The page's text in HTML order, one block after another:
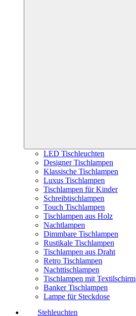
LED Tischleuchten
Designer Tischlampen
Klassische Tischlampen
Luxus Tischlampen
Tischlampen für Kinder
Schreibtischlampen
Touch Tischlampen
Tischlampen aus Holz
Nachtlampen
Dimmbare Tischlampen
Rustikale Tischlampen
Tischlampen aus Draht
Retro Tischlampen
Nachttischlampen
Tischlampen mit Textilschirm
Banker Tischlampen
Lampe für Steckdose
Stehleuchten